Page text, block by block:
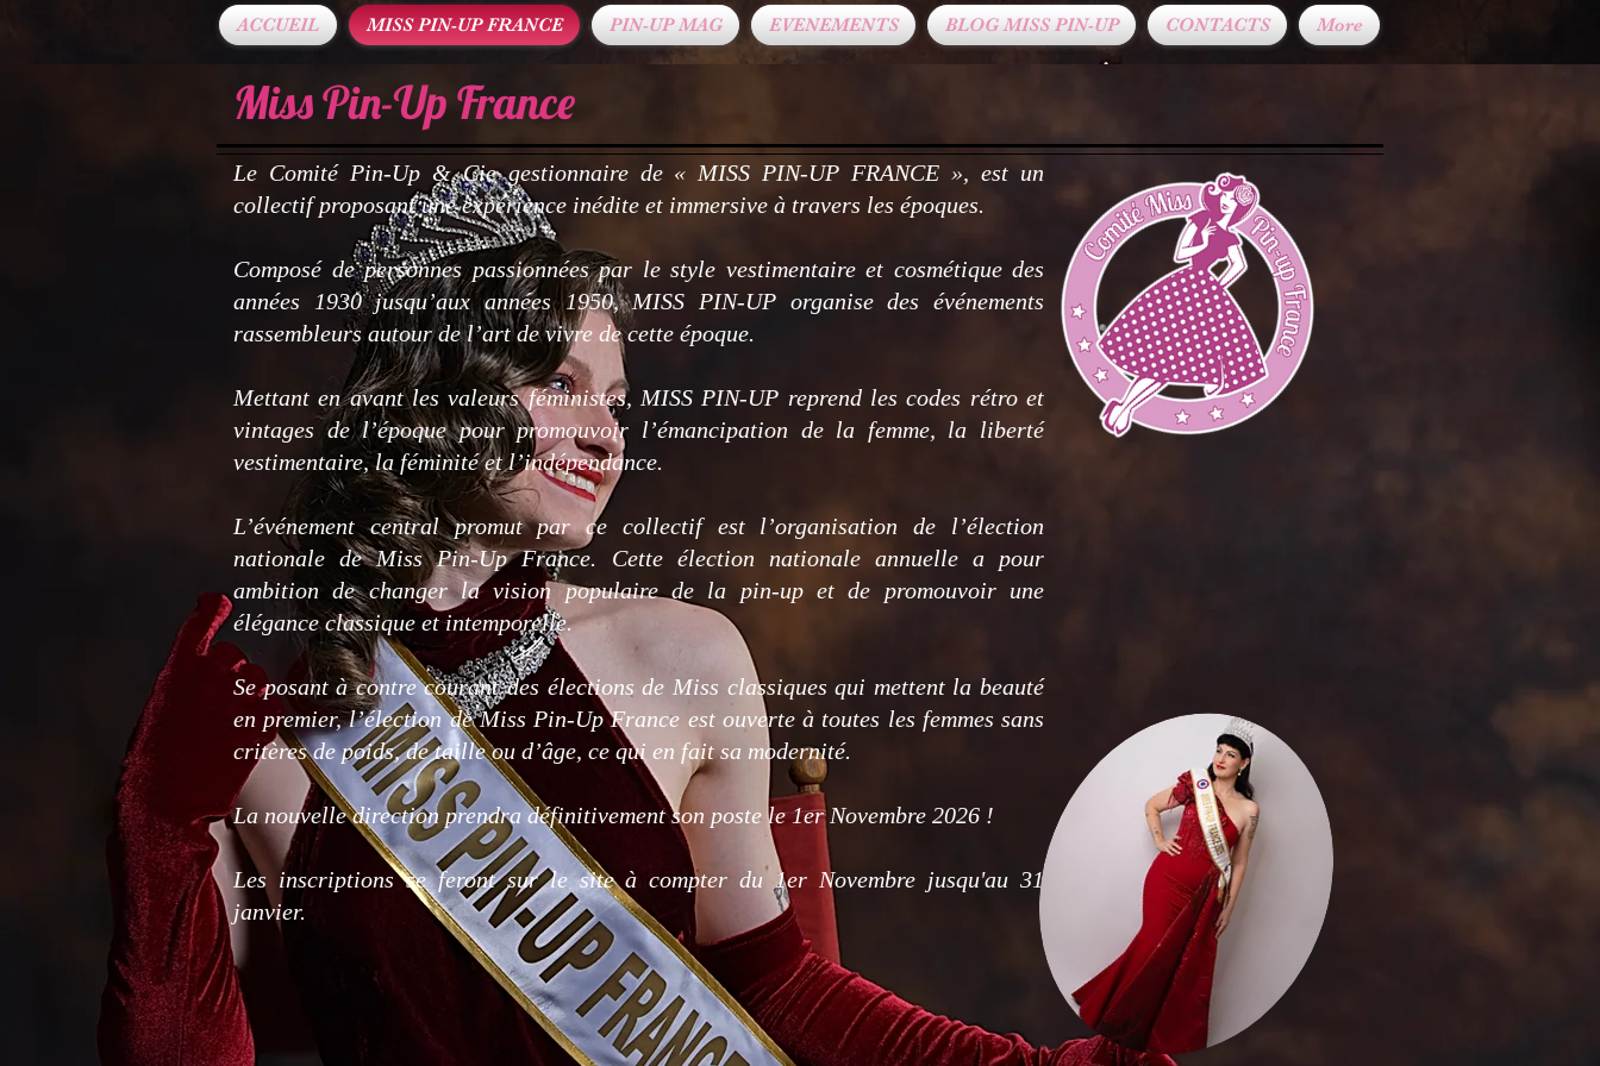
ACCUEIL MISS PIN-UP FRANCE PIN-UP MAG EVENEMENTS BLOG MISS PIN-UP CONTACTS More
Miss Pin-Up France
Le Comité Pin-Up & Cie gestionnaire de « MISS PIN-UP FRANCE », est un
collectif proposant une expérience inédite et immersive à travers les époques.
​Composé de personnes passionnées par le style vestimentaire et cosmétique des
années 1930 jusqu’aux années 1950, MISS PIN-UP organise des événements
rassembleurs autour de l’art de vivre de cette époque.
​Mettant en avant les valeurs féministes, MISS PIN-UP reprend les codes rétro et
vintages de l’époque pour promouvoir l’émancipation de la femme, la liberté
vestimentaire, la féminité et l’indépendance.
​L’événement central promut par ce collectif est l’organisation de l’élection
nationale de Miss Pin-Up France. Cette élection nationale annuelle a pour
ambition de changer la vision populaire de la pin-up et de promouvoir une
élégance classique et intemporelle.
​Se posant à contre courant des élections de Miss classiques qui mettent la beauté
en premier, l’élection de Miss Pin-Up France est ouverte à toutes les femmes sans
critères de poids, de taille ou d’âge, ce qui en fait sa modernité.
La nouvelle direction prendra définitivement son poste le 1er Novembre 2026 !
Les inscriptions se feront sur le site à compter du 1er Novembre jusqu'au 31
janvier.